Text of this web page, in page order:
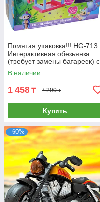
Помятая упаковка!!! HG-713
Интерактивная обезьянка
(требует замены батареек) с
площадкой для игры 24*31
В наличии
1 458 ₸ 7 290 ₸
Купить
–60%